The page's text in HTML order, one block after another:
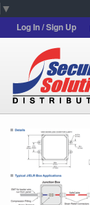
▼
Log In / Sign Up